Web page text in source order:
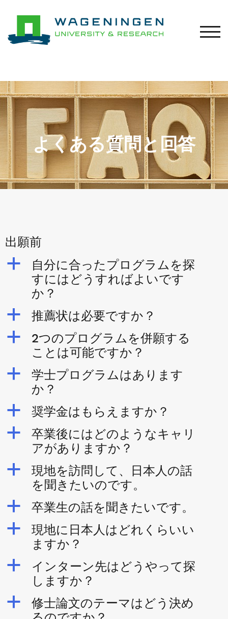
モバ
よくある質問と回答
出願前
a
自分に合ったプログラムを探
すにはどうすればよいです
か？
a
推薦状は必要ですか？
a
2つのプログラムを併願する
ことは可能ですか？
a
学士プログラムはあります
か？
a
奨学金はもらえますか？
a
卒業後にはどのようなキャリ
アがありますか？
a
現地を訪問して、日本人の話
を聞きたいのです。
a
卒業生の話を聞きたいです。
a
現地に日本人はどれくらいい
ますか？
a
インターン先はどうやって探
しますか？
a
修士論文のテーマはどう決め